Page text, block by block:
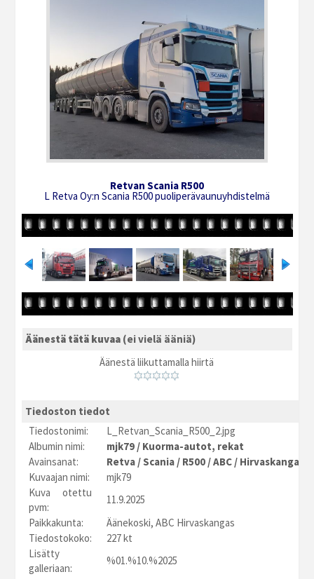
Retvan Scania R500
L Retva Oy:n Scania R500 puoliperävaunuyhdistelmä
Äänestä tätä kuvaa (ei vielä ääniä)
Äänestä liikuttamalla hiirtä
Tiedoston tiedot
Tiedostonimi:
L_Retvan_Scania_R500_2.jpg
Albumin nimi:
mjk79 / Kuorma-autot, rekat
Avainsanat:
Retva /Scania / R500 /ABC / Hirvaskangas
Kuvaajan nimi:
mjk79
Kuva otettu
pvm:
11.9.2025
Paikkakunta:
Äänekoski, ABC Hirvaskangas
Tiedostokoko:
227 kt
Lisätty
galleriaan:
%01.%10.%2025